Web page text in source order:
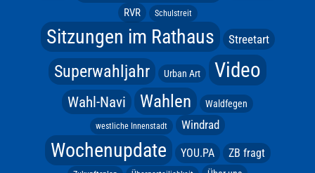
RVR Schulstreit
Sitzungen im Rathaus Streetart
Superwahljahr Urban Art Video
Wahl-Navi Wahlen Waldfegen
westliche Innenstadt Windrad
Wochenupdate YOU.PA ZB fragt